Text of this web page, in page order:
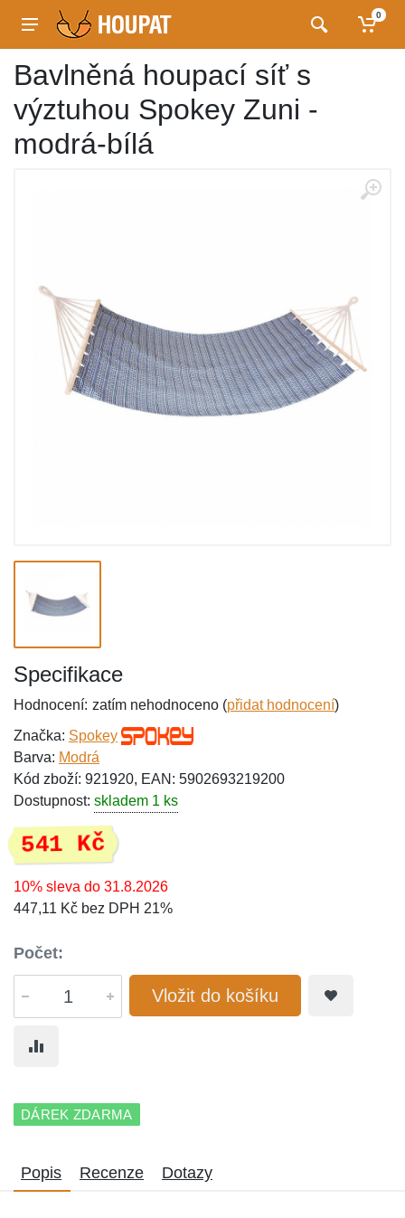
0
Bavlněná houpací síť s
výztuhou Spokey Zuni -
modrá-bílá
Specifikace
Hodnocení: zatím nehodnoceno (přidat hodnocení)
Značka: Spokey
Barva: Modrá
Kód zboží: 921920, EAN: 5902693219200
Dostupnost: skladem 1 ks
541 Kč
10% sleva do 31.8.2026
447,11 Kč bez DPH 21%
Počet:
Vložit do košíku
DÁREK ZDARMA
Popis Recenze Dotazy